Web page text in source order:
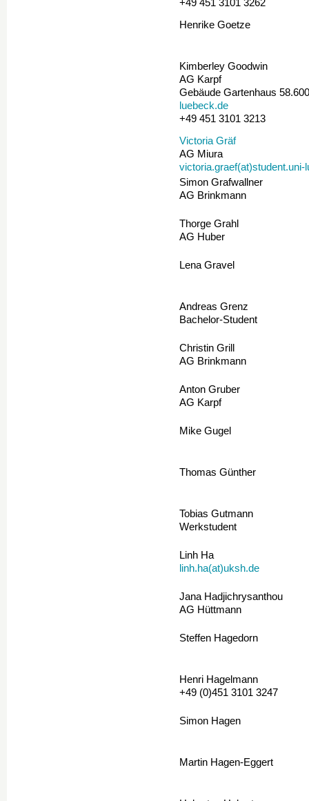
+49 451 3101 3262
Henrike Goetze
Kimberley Goodwin
AG Karpf
Gebäude Gartenhaus
luebeck.de
+49 451 3101 3213
Victoria Gräf
AG Miura
victoria.graef(at)student.uni-
Simon Grafwallner
AG Brinkmann
Thorge Grahl
AG Huber
Lena Gravel
Andreas Grenz
Bachelor-Student
Christin Grill
AG Brinkmann
Anton Gruber
AG Karpf
Mike Gugel
Thomas Günther
Tobias Gutmann
Werkstudent
Linh Ha
linh.ha(at)uksh.de
Jana Hadjichrysanthou
AG Hüttmann
Steffen Hagedorn
Henri Hagelmann
+49 (0)451 3101 3247
Simon Hagen
Martin Hagen-Eggert